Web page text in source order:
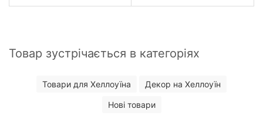
Товар зустрічається в категоріях
Товари для Хеллоуїна Декор на Хеллоуїн
Нові товари